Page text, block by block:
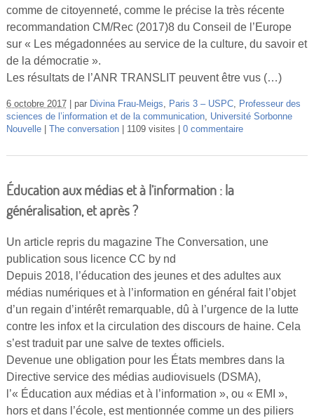
Se connecter
comme de citoyenneté, comme le précise la très récente
recommandation CM/Rec (2017)8 du Conseil de l’Europe
sur « Les mégadonnées au service de la culture, du savoir et
de la démocratie ».
Les résultats de l’ANR TRANSLIT peuvent être vus (…)
6 octobre 2017 par Divina Frau-Meigs Paris 3 – USPC,
Professeur des
sciences de l’information et de la communication, Université Sorbonne
Nouvelle
The conversation 1109 visites 0 commentaire
Éducation aux médias et à l’information : la
généralisation, et après ?
Un article repris du magazine The Conversation, une
publication sous licence CC by nd
Depuis 2018, l’éducation des jeunes et des adultes aux
médias numériques et à l’information en général fait l’objet
d’un regain d’intérêt remarquable, dû à l’urgence de la lutte
contre les infox et la circulation des discours de haine. Cela
s’est traduit par une salve de textes officiels.
Devenue une obligation pour les États membres dans la
Directive service des médias audiovisuels (DSMA),
l’« Éducation aux médias et à l’information », ou « EMI »,
hors et dans l’école, est mentionnée comme un des piliers